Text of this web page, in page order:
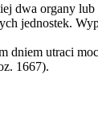
dwa organy
jednostek.
utraci
1667).